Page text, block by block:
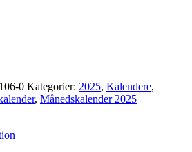
0 Kategorier: 2025, Kalendere,
, Månedskalender 2025